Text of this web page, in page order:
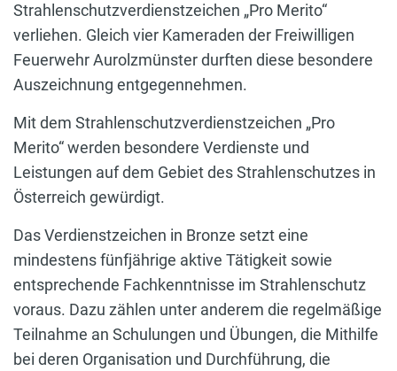
Strahlenschutzverdienstzeichen „Pro Merito“
verliehen. Gleich vier Kameraden der Freiwilligen
Feuerwehr Aurolzmünster durften diese besondere
Auszeichnung entgegennehmen.
Mit dem Strahlenschutzverdienstzeichen „Pro
Merito“ werden besondere Verdienste und
Leistungen auf dem Gebiet des Strahlenschutzes in
Österreich gewürdigt.
Das Verdienstzeichen in Bronze setzt eine
mindestens fünfjährige aktive Tätigkeit sowie
entsprechende Fachkenntnisse im Strahlenschutz
voraus. Dazu zählen unter anderem die regelmäßige
Teilnahme an Schulungen und Übungen, die Mithilfe
bei deren Organisation und Durchführung, die